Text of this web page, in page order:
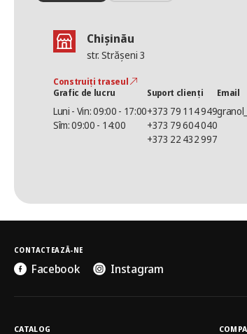
Chișinău
str. Strășeni 3
Construiți traseul
Grafic de lucru
Luni - Vin: 09:00 - 17:00
Sîm: 09:00 - 14:00
Suport clienți
+373 79 114 949
+373 79 604 040
+373 22 432 997
Email
CONTACTEAZĂ-NE
Facebook Instagram
CATALOG